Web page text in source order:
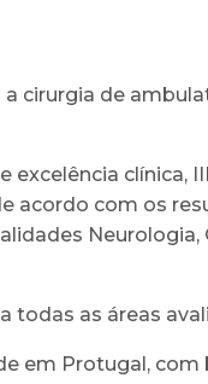
cirurgia de
excelência clínica,
acordo com os
todas as áreas
em Protugal,